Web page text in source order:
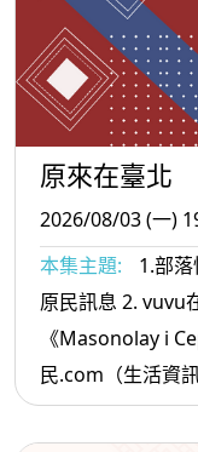
原來在臺北
2026/08/03 (一)
本集主題:
1.部
原民訊息 2. vuvu在唱歌（原民音樂）：漂流出口
《Masonolay i
民.com（生活資